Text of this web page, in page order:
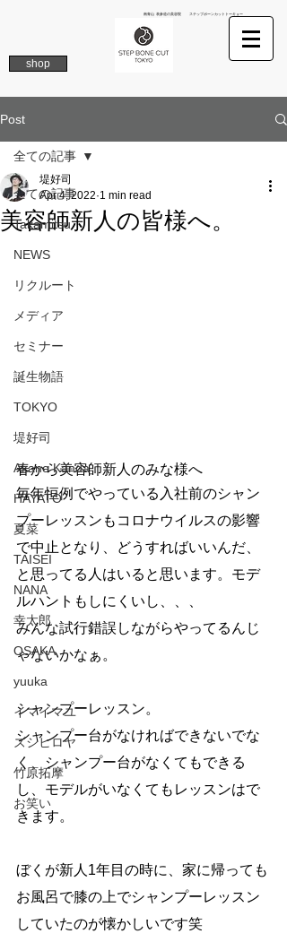
南青山 表参道の美容院 ステップボーンカットトーキョー
shop
Post
全ての記事
Takamitsu
NEWS
リクルート
メディア
セミナー
誕生物語
TOKYO
堤好司
Akane Kanda
HAYATO
夏菜
TAISEI
NANA
幸太郎
OSAKA
yuuka
イマイマユ
ズシヒロヤ
竹原拓摩
お笑い
全ての記事
美容師新人の皆様へ。
堤好司
Apr 4, 2022 1 min read
春から美容師新人のみな様へ
毎年恒例でやっている入社前のシャン
プーレッスンもコロナウイルスの影響
で中止となり、どうすればいいんだ、
と思ってる人はいると思います。モデ
ルハントもしにくいし、、、
みんな試行錯誤しながらやってるんじ
ゃないかなぁ。
シャンプーレッスン。
シャンプー台がなければできないでな
く、シャンプー台がなくてもできる
し、モデルがいなくてもレッスンはで
きます。
ぼくが新人1年目の時に、家に帰っても
お風呂で膝の上でシャンプーレッスン
していたのが懐かしいです笑